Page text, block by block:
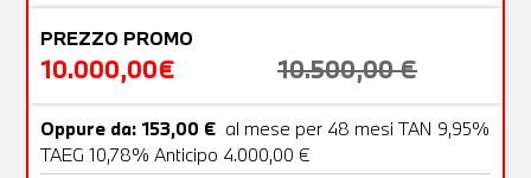
PREZZO PROMO
10.000,00€ 10.500,00 €
Oppure da: 153,00 € al mese per 48 mesi TAN 9,95%
TAEG 10,78% Anticipo 4.000,00 €